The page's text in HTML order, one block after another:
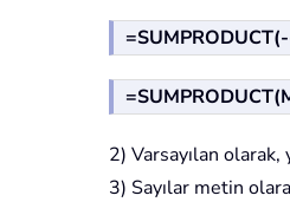
2) Varsayılan
3) Sayılar metin